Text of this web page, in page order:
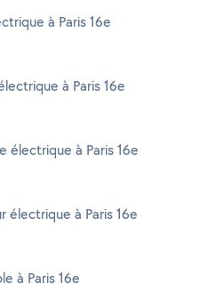
à Paris 16e
à Paris 16e
électrique à Paris 16e
électrique à Paris 16e
à Paris 16e